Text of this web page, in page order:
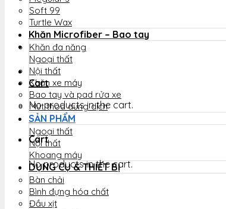
Cart
No products in the cart.
Cart
No products in the cart.
Soft 99
Turtle Wax
Khăn Microfiber – Bao tay
Khăn đa năng
Ngoại thất
Nội thất
Khăn xe máy
Bao tay và pad rửa xe
Mút thoa dung dịch
SẢN PHẨM
Ngoại thất
Nội thất
Khoang máy
DỤNG CỤ & THIẾT BỊ
Bàn chải
Bình đựng hóa chất
Đầu xịt